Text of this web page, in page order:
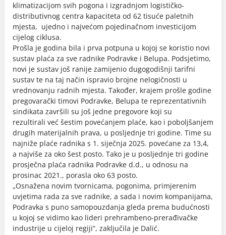
klimatizacijom svih pogona i izgradnjom logističko-
distributivnog centra kapaciteta od 62 tisuće paletnih
mjesta, ujedno i najvećom pojedinačnom investicijom
cijelog ciklusa.
Prošla je godina bila i prva potpuna u kojoj se koristio novi
sustav plaća za sve radnike Podravke i Belupa. Podsjetimo,
novi je sustav još ranije zamijenio dugogodišnji tarifni
sustav te na taj način ispravio brojne nelogičnosti u
vrednovanju radnih mjesta. Također, krajem prošle godine
pregovarački timovi Podravke, Belupa te reprezentativnih
sindikata završili su još jedne pregovore koji su
rezultirali već šestim povećanjem plaće, kao i poboljšanjem
drugih materijalnih prava, u posljednje tri godine. Time su
najniže plaće radnika s 1. siječnja 2025. povećane za 13,4,
a najviše za oko šest posto. Tako je u posljednje tri godine
prosječna plaća radnika Podravke d.d., u odnosu na
prosinac 2021., porasla oko 63 posto.
„Osnažena novim tvornicama, pogonima, primjerenim
uvjetima rada za sve radnike, a sada i novim kompanijama,
Podravka s puno samopouzdanja gleda prema budućnosti
u kojoj se vidimo kao lideri prehrambeno-prerađivačke
industrije u cijeloj regiji“, zaključila je Dalić.